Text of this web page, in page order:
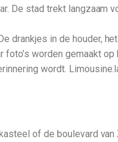
De stad trekt langzaam
drankjes in de houder,
worden gemaakt
wordt.
of de boulevard